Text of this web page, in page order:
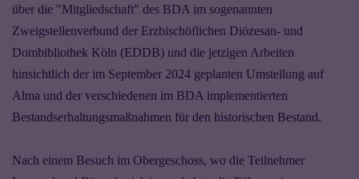
über die "Mitgliedschaft" des BDA im sogenannten
Zweigstellenverbund der Erzbischöflichen Diözesan- und
Dombibliothek Köln (EDDB) und die jetzigen Arbeiten
hinsichtlich der im September 2024 geplanten Umstellung auf
Alma und der verschiedenen im BDA implementierten
Bestandserhaltungsmaßnahmen für den historischen Bestand.
Nach einem Besuch im Obergeschoss, wo die Teilnehmer